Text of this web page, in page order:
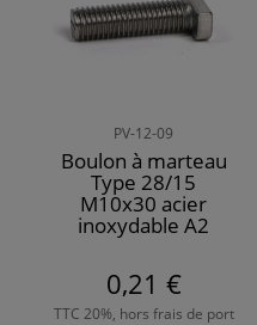
PV-12-09
Boulon à marteau
Type 28/15
M10x30 acier
inoxydable A2
0,21 €
TTC 20%, hors frais de port